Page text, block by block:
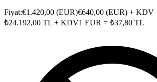
Fiyat:€1.420,00 (EUR)€640,00 (EUR) + KDV
₺24.192,00 TL + KDV1 EUR = ₺37,80 TL